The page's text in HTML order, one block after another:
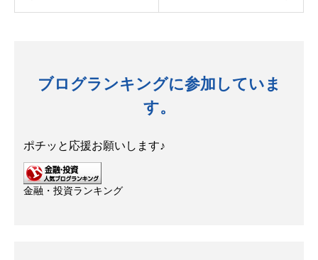
ブログランキングに参加していま
す。
ポチッと応援お願いします♪
金融・投資ランキング